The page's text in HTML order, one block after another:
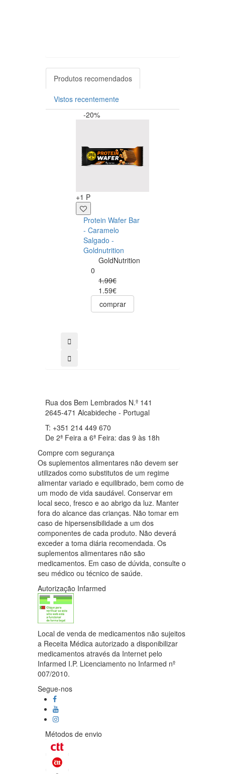
Produtos recomendados
Vistos recentemente
-20%
+1 P
Protein Wafer Bar
- Caramelo
Salgado -
Goldnutrition
GoldNutrition
0
1.99€
1.59€
comprar
Rua dos Bem Lembrados N.º 141
2645-471 Alcabideche - Portugal
T: +351 214 449 670
De 2ª Feira a 6ª Feira: das 9 às 18h
Compre com segurança
Os suplementos alimentares não devem ser
utilizados como substitutos de um regime
alimentar variado e equilibrado, bem como de
um modo de vida saudável. Conservar em
local seco, fresco e ao abrigo da luz. Manter
fora do alcance das crianças. Não tomar em
caso de hipersensibilidade a um dos
componentes de cada produto. Não deverá
exceder a toma diária recomendada. Os
suplementos alimentares não são
medicamentos. Em caso de dúvida, consulte o
seu médico ou técnico de saúde.
Autorização Infarmed
Local de venda de medicamentos não sujeitos
a Receita Médica autorizado a disponibilizar
medicamentos através da Internet pelo
Infarmed I.P. Licenciamento no Infarmed nº
007/2010.
Segue-nos
Métodos de envio